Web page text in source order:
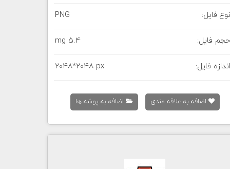
نوع فایل: PNG
حجم فایل: 5.4 mg
اندازه فایل: 2048*2048 px
اضافه به علاقه مندی اضافه به پوشه ها